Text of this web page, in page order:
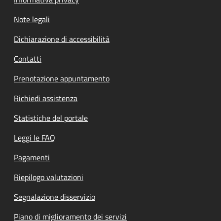
Note legali
Dichiarazione di accessibilità
Contatti
Prenotazione appuntamento
Richiedi assistenza
Statistiche del portale
Leggi le FAQ
Pagamenti
Riepilogo valutazioni
Segnalazione disservizio
Piano di miglioramento dei servizi